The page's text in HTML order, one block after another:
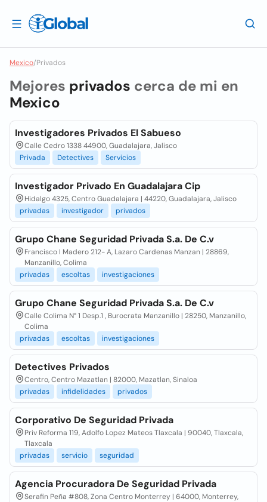
Mexico/Privados
Mejores privados cerca de mi en
Mexico
Investigadores Privados El Sabueso
Calle Cedro 1338 44900, Guadalajara, Jalisco
Privada
Detectives Servicios
Investigador Privado En Guadalajara Cip
Hidalgo 4325, Centro Guadalajara | 44220, Guadalajara, Jalisco
privadas
investigador privados
Grupo Chane Seguridad Privada S.a. De C.v
Francisco I Madero 212- A, Lazaro Cardenas Manzan | 28869,
Manzanillo, Colima
privadas
escoltas investigaciones
Grupo Chane Seguridad Privada S.a. De C.v
Calle Colima N° 1 Desp.1 , Burocrata Manzanillo | 28250, Manzanillo,
Colima
privadas
escoltas investigaciones
Detectives Privados
Centro, Centro Mazatlan | 82000, Mazatlan, Sinaloa
privadas
infidelidades privados
Corporativo De Seguridad Privada
Priv Reforma 119, Adolfo Lopez Mateos Tlaxcala | 90040, Tlaxcala,
Tlaxcala
privadas
servicio seguridad
Agencia Procuradora De Seguridad Privada
Serafin Peña #808, Zona Centro Monterrey | 64000, Monterrey,